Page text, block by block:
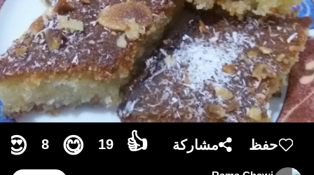
حفظ مشاركة 👍
19
😋
8
😍